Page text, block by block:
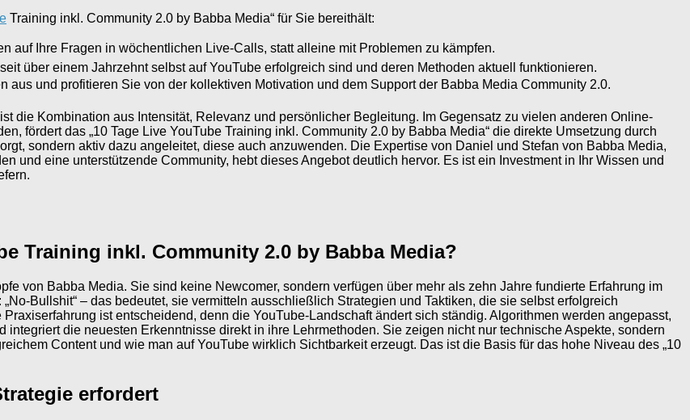
Training inkl. Community 2.0 by Babba Media“ für Sie bereithält:
auf Ihre Fragen in wöchentlichen Live-Calls, statt alleine mit Problemen zu kämpfen.
über einem Jahrzehnt selbst auf YouTube erfolgreich sind und deren Methoden aktuell funktionieren.
aus und profitieren Sie von der kollektiven Motivation und dem Support der Babba Media Community 2.0.
die Kombination aus Intensität, Relevanz und persönlicher Begleitung. Im Gegensatz zu vielen anderen Online-
fördert das „10 Tage Live YouTube Training inkl. Community 2.0 by Babba Media“ die direkte Umsetzung durch
sondern aktiv dazu angeleitet, diese auch anzuwenden. Die Expertise von Daniel und Stefan von Babba Media,
und eine unterstützende Community, hebt dieses Angebot deutlich hervor. Es ist ein Investment in Ihr Wissen und
Training inkl. Community 2.0 by Babba Media?
von Babba Media. Sie sind keine Newcomer, sondern verfügen über mehr als zehn Jahre fundierte Erfahrung im
Bullshit“ – das bedeutet, sie vermitteln ausschließlich Strategien und Taktiken, die sie selbst erfolgreich
ist entscheidend, denn die YouTube-Landschaft ändert sich ständig. Algorithmen werden angepasst,
die neuesten Erkenntnisse direkt in ihre Lehrmethoden. Sie zeigen nicht nur technische Aspekte, sondern
Content und wie man auf YouTube wirklich Sichtbarkeit erzeugt. Das ist die Basis für das hohe Niveau des „10
erfordert